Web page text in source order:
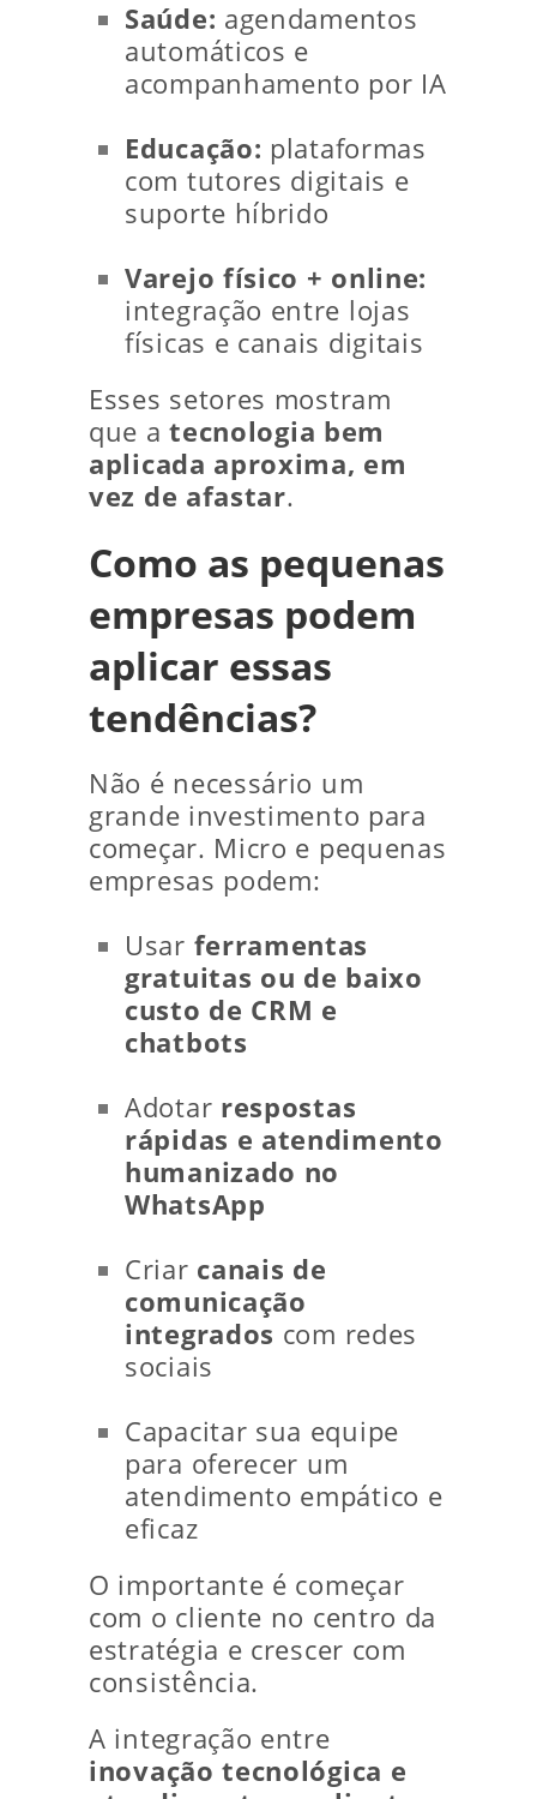
Saúde: agendamentos
automáticos e
acompanhamento por IA
Educação: plataformas
com tutores digitais e
suporte híbrido
Varejo físico + online:
integração entre lojas
físicas e canais digitais
Esses setores mostram
que atecnologia bem
aplicada aproxima, em
vez de afastar.
Como as pequenas
empresas podem
aplicar essas
tendências?
Não é necessário um
grande investimento para
começar. Micro e pequenas
empresas podem:
Usar ferramentas
gratuitas ou de baixo
custo de CRM e
chatbots
Adotar respostas
rápidas e atendimento
humanizado no
WhatsApp
Criar canais de
comunicação
integrados com redes
sociais
Capacitar sua equipe
para oferecer um
atendimento empático e
eficaz
O importante é começar
com o cliente no centro da
estratégia e crescer com
consistência.
A integração entre
inovação tecnológica e